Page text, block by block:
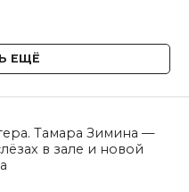
ЕЩЁ
Тамара Зимина —
в зале и новой